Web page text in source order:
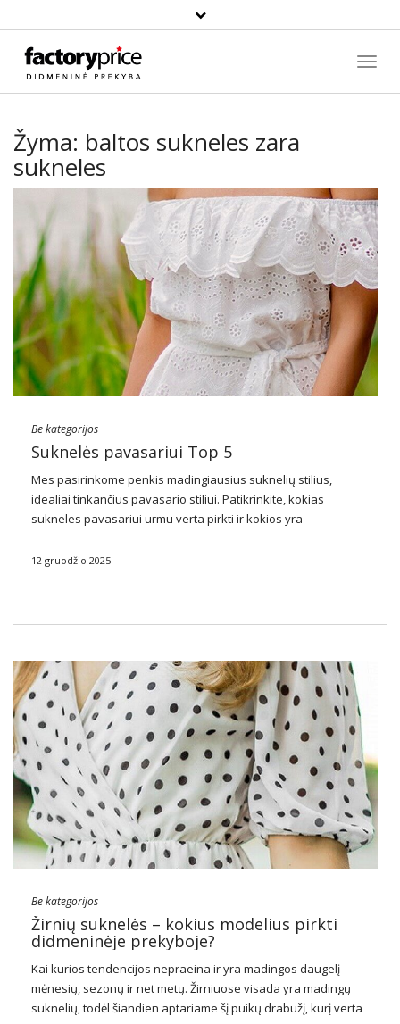
Paieška
Žyma: baltos sukneles zara
sukneles
Be kategorijos
Suknelės pavasariui Top 5
Mes pasirinkome penkis madingiausius suknelių stilius,
idealiai tinkančius pavasario stiliui. Patikrinkite, kokias
sukneles pavasariui urmu verta pirkti ir kokios yra
Šmizeriai
12 gruodžio 2025
Be kategorijos
Žirnių suknelės – kokius modelius pirkti
didmeninėje prekyboje?
Kai kurios tendencijos nepraeina ir yra madingos daugelį
mėnesių, sezonų ir net metų. Žirniuose visada yra madingų
suknelių, todėl šiandien aptariame šį puikų drabužį, kurį verta